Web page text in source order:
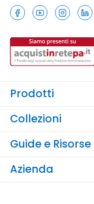
Prodotti
Collezioni
Guide e Risorse
Azienda